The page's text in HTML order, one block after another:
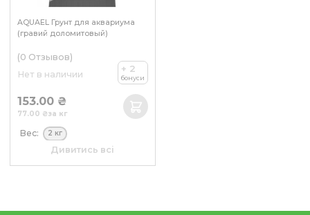
AQUAEL Грунт для аквариума
(гравий доломитовый)
(0 Отзывов)
Нет в наличии
153.00 ₴
за кг
77.00 ₴
+ 2
бонуси
Вес: 2 кг
Размер: 2-4 мм
Дивитись всі